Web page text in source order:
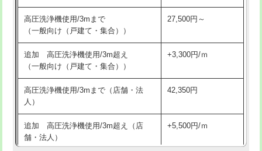
給水管工事※（バンド止め) 3,300円
給水管工事※（支持金具設置)
給水管工事※（保温材使用（バンド止
め込み）)
5,500円
給水管工事※（土の掘削・埋め戻し作
業)
11,000円
給水管工事※（塩ビ管（VP・HI）使
用/3ｍまで)
33,000円
高圧洗浄機使用/3mまで
（一般向け（戸建て・集合））
27,500円～
追加 高圧洗浄機使用/3m超え
（一般向け（戸建て・集合））
+3,300円/ｍ
高圧洗浄機使用/3mまで（店舗・法
人）
42,350円
追加 高圧洗浄機使用/3m超え（店
舗・法人）
+5,500円/ｍ